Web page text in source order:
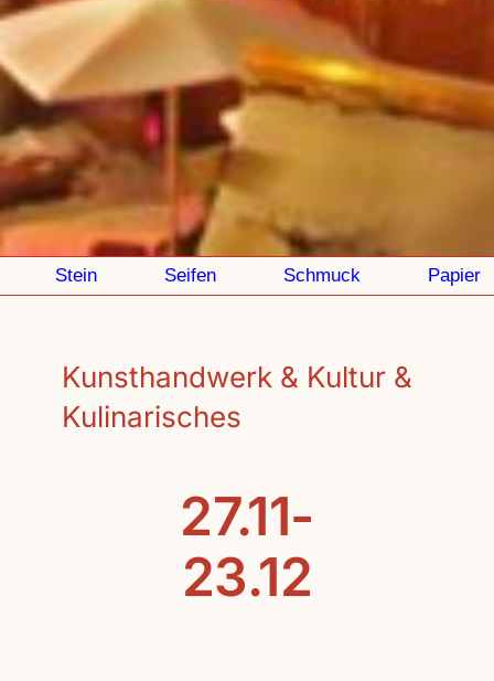
Stein Seifen Schmuck Papier
Kunsthandwerk & Kultur &
Kulinarisches
27.11-
23.12